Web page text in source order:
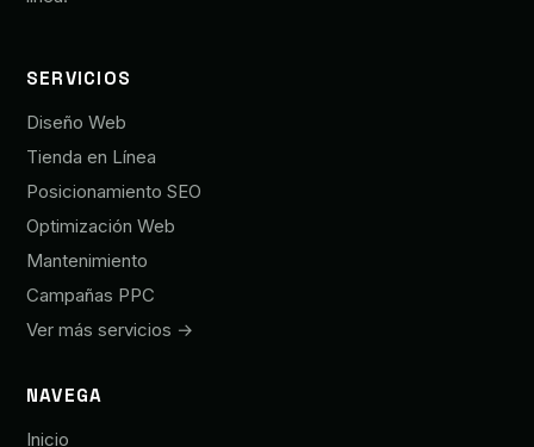
SERVICIOS
Diseño Web
Tienda en Línea
Posicionamiento SEO
Optimización Web
Mantenimiento
Campañas PPC
Ver más servicios →
NAVEGA
Inicio